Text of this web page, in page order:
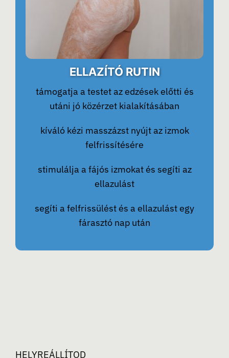
ELLAZÍTÓ RUTIN
támogatja a testet az edzések előtti és
utáni jó közérzet kialakításában
kíváló kézi masszázst nyújt az izmok
felfrissítésére
stimulálja a fájós izmokat és segíti az
ellazulást
segíti a felfrissülést és a ellazulást egy
fárasztó nap után
HELYREÁLLÍTOD